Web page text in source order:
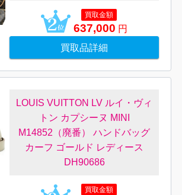
買取金額
637,000 円
買取品詳細
LOUIS VUITTON LV ルイ・ヴィ
トン カプシーヌ MINI
M14852（廃番） ハンドバッグ
カーフ ゴールド レディース
DH90686
買取金額